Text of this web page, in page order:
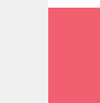
ス